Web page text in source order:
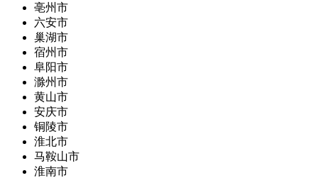
亳州市
六安市
巢湖市
宿州市
阜阳市
滁州市
黄山市
安庆市
铜陵市
淮北市
马鞍山市
淮南市